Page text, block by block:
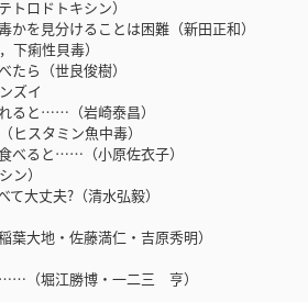
ロドトキシン）
を見分けることは困難（新田正和）
下痢性貝毒）
ら（世良俊樹）
ズイ
と……（岩崎泰昌）
スタミン魚中毒）
ると……（小原佐衣子）
ン）
大丈夫?（清水弘毅）
地・佐藤満仁・吉原秀明）
（堀江勝博・一二三 亨）